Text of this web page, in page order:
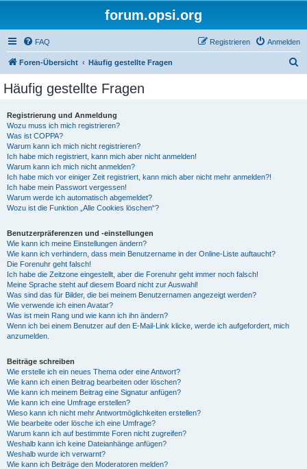
forum.opsi.org
FAQ Anmelden
Registrieren
Foren-Übersicht Häufig gestellte Fragen
Häufig gestellte Fragen
Registrierung und Anmeldung
Wozu muss ich mich registrieren?
Was ist COPPA?
Warum kann ich mich nicht registrieren?
Ich habe mich registriert, kann mich aber nicht anmelden!
Warum kann ich mich nicht anmelden?
Ich habe mich vor einiger Zeit registriert, kann mich aber nicht mehr anmelden?!
Ich habe mein Passwort vergessen!
Warum werde ich automatisch abgemeldet?
Wozu ist die Funktion „Alle Cookies löschen“?
Benutzerpräferenzen und -einstellungen
Wie kann ich meine Einstellungen ändern?
Wie kann ich verhindern, dass mein Benutzername in der Online-Liste auftaucht?
Die Forenuhr geht falsch!
Ich habe die Zeitzone eingestellt, aber die Forenuhr geht immer noch falsch!
Meine Sprache steht auf diesem Board nicht zur Auswahl!
Was sind das für Bilder, die bei meinem Benutzernamen angezeigt werden?
Wie verwende ich einen Avatar?
Was ist mein Rang und wie kann ich ihn ändern?
Wenn ich bei einem Benutzer auf den E-Mail-Link klicke, werde ich aufgefordert, mich
anzumelden.
Beiträge schreiben
Wie erstelle ich ein neues Thema oder eine Antwort?
Wie kann ich einen Beitrag bearbeiten oder löschen?
Wie kann ich meinem Beitrag eine Signatur anfügen?
Wie kann ich eine Umfrage erstellen?
Wieso kann ich nicht mehr Antwortmöglichkeiten erstellen?
Wie bearbeite oder lösche ich eine Umfrage?
Warum kann ich auf bestimmte Foren nicht zugreifen?
Weshalb kann ich keine Dateianhänge anfügen?
Weshalb wurde ich verwarnt?
Wie kann ich Beiträge den Moderatoren melden?